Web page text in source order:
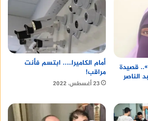
قصيدة
الناصر
أمام الكاميرا….. ابتسم فأنت
مراقب!
23 أغسطس، 2022